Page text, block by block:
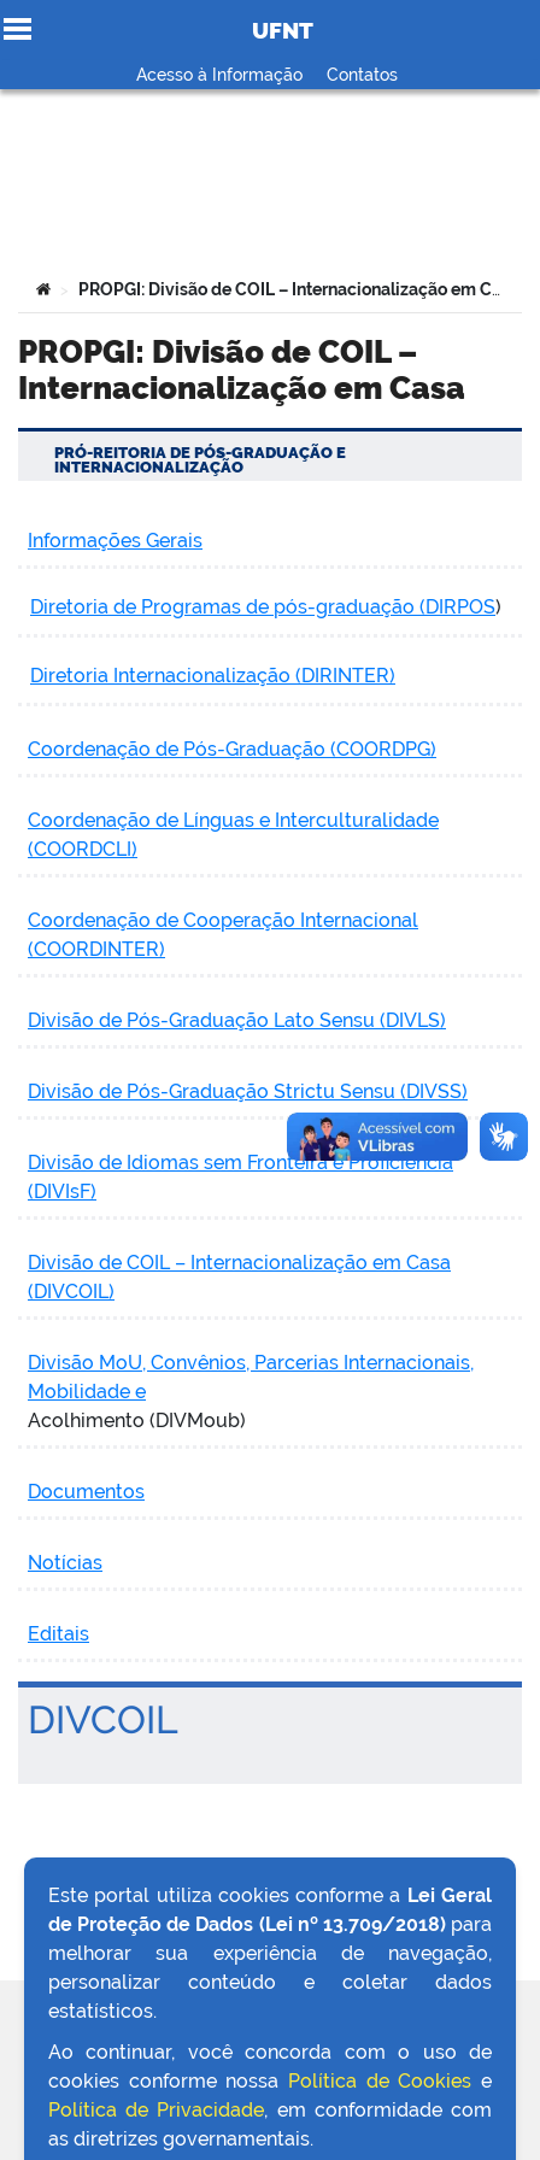
Ir para o conteúdo
UFNT
Acesso à Informação Contatos
Você está aqui:
> PROPGI: Divisão de COIL – Internacionalização em Casa
PROPGI: Divisão de COIL –
Internacionalização em Casa
PRÓ-REITORIA DE PÓS-GRADUAÇÃO E
INTERNACIONALIZAÇÃO
Informações Gerais
Diretoria de Programas de pós-graduação (DIRPOS)
Diretoria Internacionalização (DIRINTER)
Coordenação de Pós-Graduação (COORDPG)
Coordenação de Línguas e Interculturalidade
(COORDCLI)
Coordenação de Cooperação Internacional
(COORDINTER)
Divisão de Pós-Graduação Lato Sensu (DIVLS)
Divisão de Pós-Graduação Strictu Sensu (DIVSS)
Divisão de Idiomas sem Fronteira e Proficiência
(DIVIsF)
Divisão de COIL – Internacionalização em Casa
(DIVCOIL)
Divisão MoU, Convênios, Parcerias Internacionais,
Mobilidade e
Acolhimento (DIVMoub)
Documentos
Notícias
Editais
DIVCOIL
VOLTAR AO TOPO
Este portal utiliza cookies conforme a Lei Geral
de Proteção de Dados (Lei nº 13.709/2018)para
melhorar sua experiência de navegação,
personalizar conteúdo e coletar dados
estatísticos.
Ao continuar, você concorda com o uso de
cookies conforme nossa Política de Cookies e
Política de Privacidade, em conformidade com
as diretrizes governamentais.